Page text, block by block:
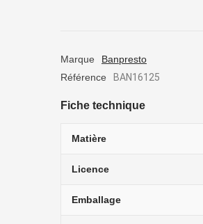
Marque
Banpresto
Référence
BAN16125
Fiche technique
Matière
Licence
Emballage